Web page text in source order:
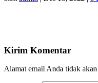
Kirim Komentar
Alamat email Anda tidak